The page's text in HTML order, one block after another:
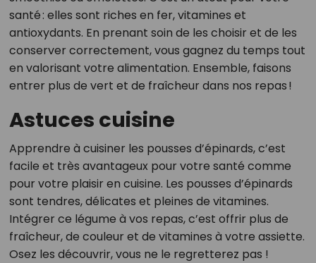
santé : elles sont riches en fer, vitamines et
antioxydants. En prenant soin de les choisir et de les
conserver correctement, vous gagnez du temps tout
en valorisant votre alimentation. Ensemble, faisons
entrer plus de vert et de fraîcheur dans nos repas !
Astuces cuisine
Apprendre à cuisiner les pousses d’épinards, c’est
facile et très avantageux pour votre santé comme
pour votre plaisir en cuisine. Les pousses d’épinards
sont tendres, délicates et pleines de vitamines.
Intégrer ce légume à vos repas, c’est offrir plus de
fraîcheur, de couleur et de vitamines à votre assiette.
Osez les découvrir, vous ne le regretterez pas !